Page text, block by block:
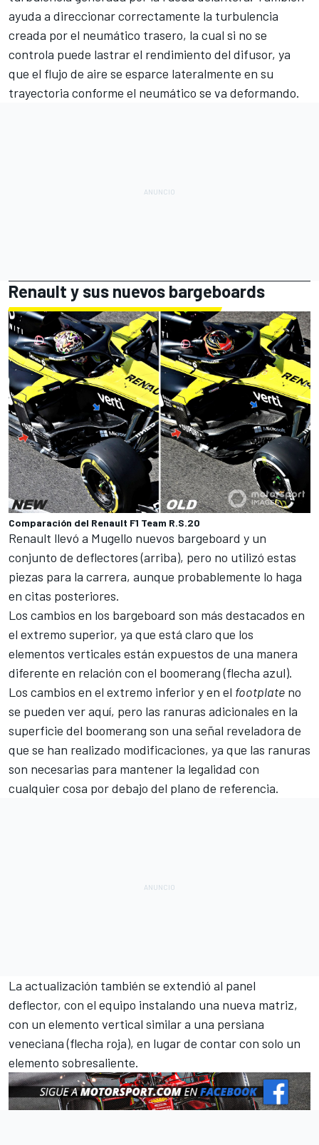
ayuda a direccionar correctamente la turbulencia
creada por el neumático trasero, la cual si no se
controla puede lastrar el rendimiento del difusor, ya
que el flujo de aire se esparce lateralmente en su
trayectoria conforme el neumático se va deformando.
Renault y sus nuevos bargeboards
Comparación del Renault F1 Team R.S.20
Renault llevó a Mugello nuevos bargeboard y un
conjunto de deflectores (arriba), pero no utilizó estas
piezas para la carrera, aunque probablemente lo haga
en citas posteriores.
Los cambios en los bargeboard son más destacados en
el extremo superior, ya que está claro que los
elementos verticales están expuestos de una manera
diferente en relación con el boomerang (flecha azul).
Los cambios en el extremo inferior y en el footplate no
se pueden ver aquí, pero las ranuras adicionales en la
superficie del boomerang son una señal reveladora de
que se han realizado modificaciones, ya que las ranuras
son necesarias para mantener la legalidad con
cualquier cosa por debajo del plano de referencia.
La actualización también se extendió al panel
deflector, con el equipo instalando una nueva matriz,
con un elemento vertical similar a una persiana
veneciana (flecha roja), en lugar de contar con solo un
elemento sobresaliente.